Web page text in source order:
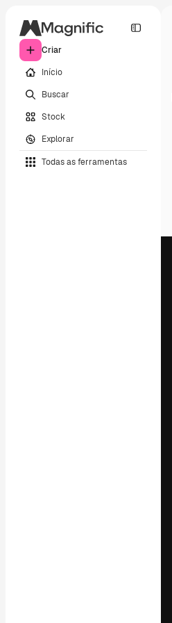
Criar
Início
Buscar
Stock
Explorar
Todas as ferramentas